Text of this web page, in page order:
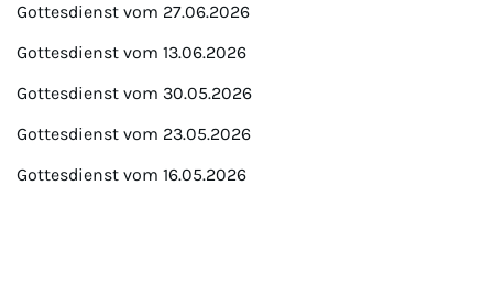
Gottesdienst vom 27.06.2026
Gottesdienst vom 13.06.2026
Gottesdienst vom 30.05.2026
Gottesdienst vom 23.05.2026
Gottesdienst vom 16.05.2026